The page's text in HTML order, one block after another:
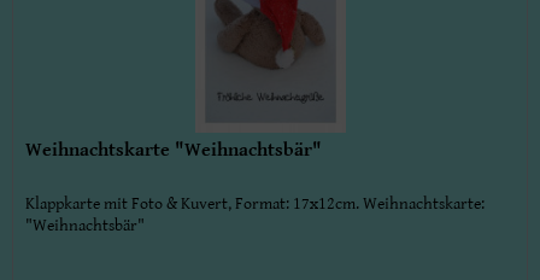
Weihnachtskarte "Weihnachtsbär"
Klappkarte mit Foto & Kuvert, Format: 17x12cm. Weihnachtskarte:
"Weihnachtsbär"